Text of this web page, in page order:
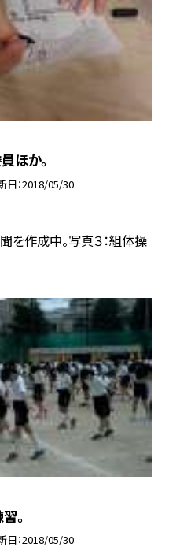
ほか。
日 2018/05/30
を作成中。写真３：組体操
。
日 2018/05/30